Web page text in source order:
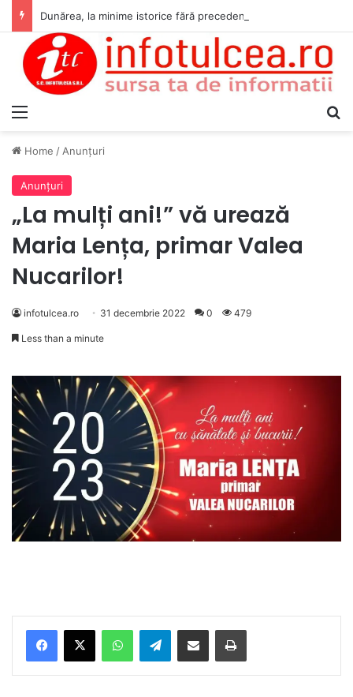
Home / Anunţuri
Anunţuri
„La mulți ani!” vă urează
Maria Lența, primar Valea
Nucarilor!
infotulcea.ro 31 decembrie 2022 0 479
Less than a minute
Telegram